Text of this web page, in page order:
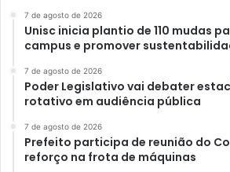
7 de agosto de 2026
Unisc inicia plantio de 110 mudas
campus e promover
7 de agosto de 2026
Poder Legislativo vai debater
rotativo em audiência pública
7 de agosto de 2026
Prefeito participa de reunião do
reforço na frota de máquinas